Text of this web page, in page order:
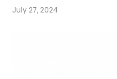
July 27, 2024